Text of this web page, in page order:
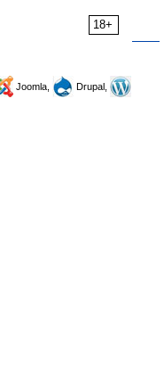
18+
Joomla,
Drupal,